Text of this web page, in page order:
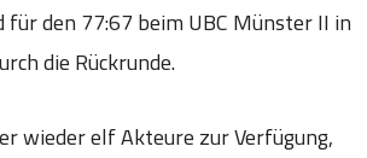
den 77:67 beim UBC Münster II in
die Rückrunde.
wieder elf Akteure zur Verfügung,